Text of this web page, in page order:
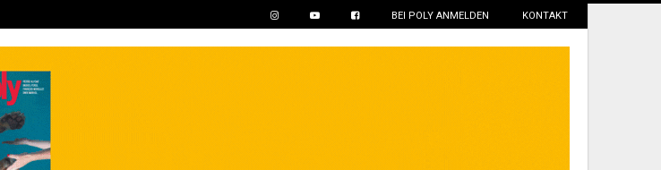
BEI POLY ANMELDEN KONTAKT